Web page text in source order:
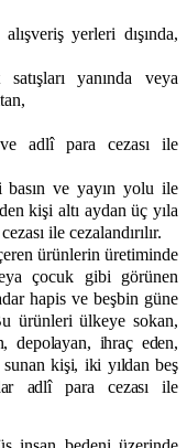
yerleri dışında,
yanında veya
adlî para cezası ile
basın ve yayın yolu ile
kişi altı aydan üç yıla
ile cezalandırılır.
ürünlerin üretiminde
çocuk gibi görünen
hapis ve beşbin güne
ürünleri ülkeye sokan,
depolayan, ihraç eden,
sunan kişi, iki yıldan beş
adlî para cezası ile